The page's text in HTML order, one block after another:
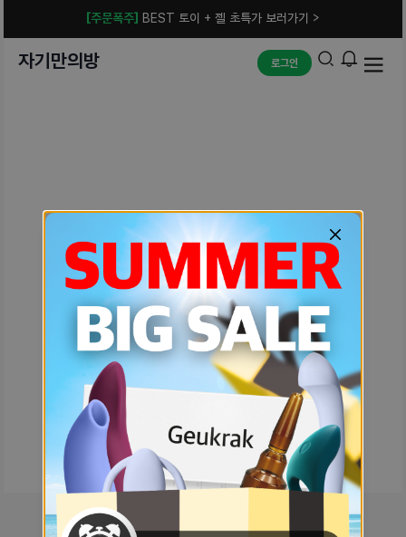
[주문폭주] BEST 토이 + 젤 초특가 보러가기 >
자기만의방 로그인
예상치 못한 에러입니다.